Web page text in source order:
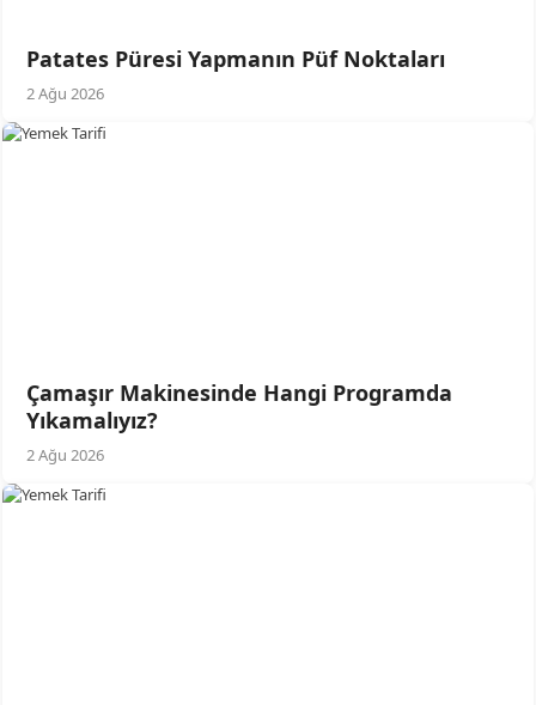
Patates Püresi Yapmanın Püf Noktaları
2 Ağu 2026
Çamaşır Makinesinde Hangi Programda
Yıkamalıyız?
2 Ağu 2026